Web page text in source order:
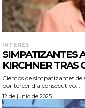
INTERÉS
SIMPATIZANTES
KIRCHNER TRAS
Cientos de simpatizantes de
por tercer día consecutivo...
12 de junio de 2025